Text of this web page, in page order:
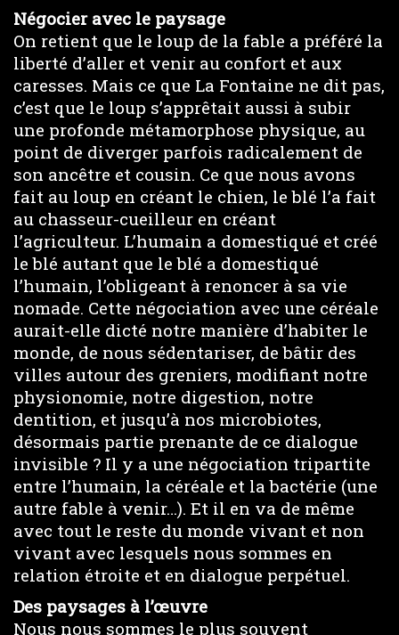
Négocier avec le paysage
On retient que le loup de la fable a préféré la
liberté d’aller et venir au confort et aux
caresses. Mais ce que La Fontaine ne dit pas,
c’est que le loup s’apprêtait aussi à subir
une profonde métamorphose physique, au
point de diverger parfois radicalement de
son ancêtre et cousin. Ce que nous avons
fait au loup en créant le chien, le blé l’a fait
au chasseur-cueilleur en créant
l’agriculteur. L’humain a domestiqué et créé
le blé autant que le blé a domestiqué
l’humain, l’obligeant à renoncer à sa vie
nomade. Cette négociation avec une céréale
aurait-elle dicté notre manière d’habiter le
monde, de nous sédentariser, de bâtir des
villes autour des greniers, modifiant notre
physionomie, notre digestion, notre
dentition, et jusqu’à nos microbiotes,
désormais partie prenante de ce dialogue
invisible ? Il y a une négociation tripartite
entre l’humain, la céréale et la bactérie (une
autre fable à venir…). Et il en va de même
avec tout le reste du monde vivant et non
vivant avec lesquels nous sommes en
relation étroite et en dialogue perpétuel.
Des paysages à l’œuvre
Nous nous sommes le plus souvent